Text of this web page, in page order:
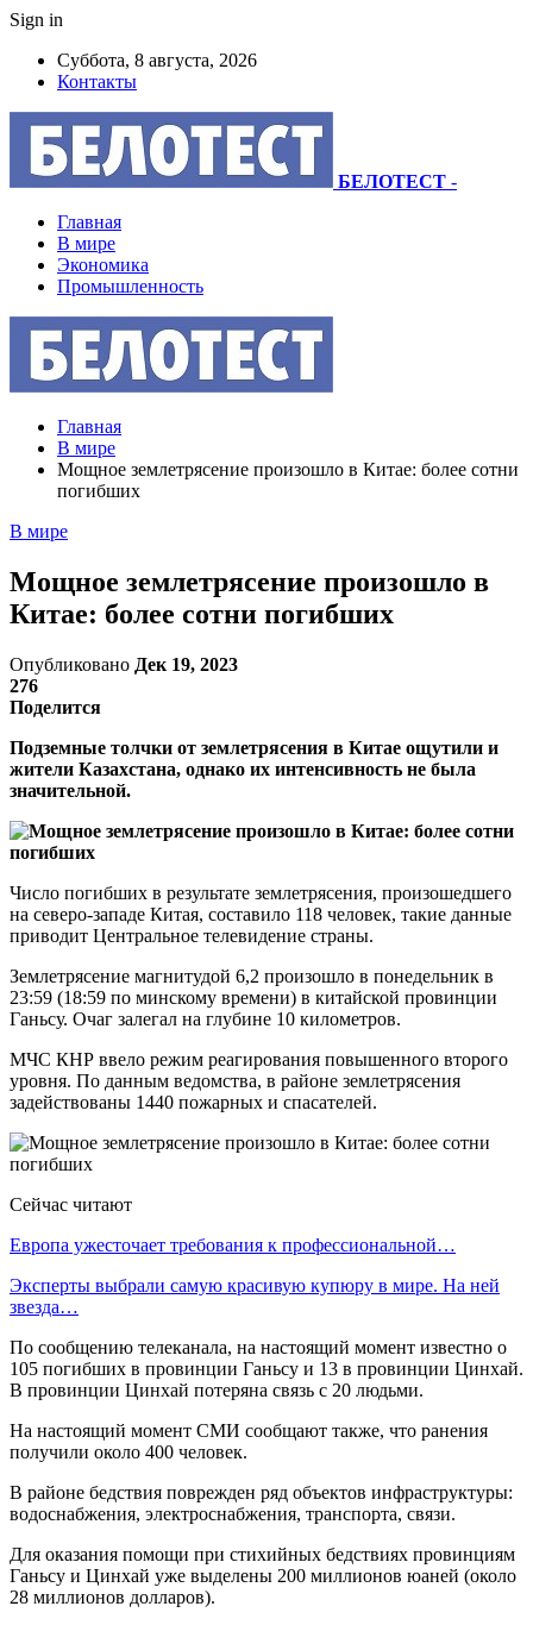
Sign in
Суббота, 8 августа, 2026
Контакты
БЕЛОТЕСТ -
Главная
В мире
Экономика
Промышленность
Главная
В мире
Мощное землетрясение произошло в Китае: более сотни
погибших
В мире
Мощное землетрясение произошло в
Китае: более сотни погибших
Опубликовано Дек 19, 2023
276
Поделится
Подземные толчки от землетрясения в Китае ощутили и
жители Казахстана, однако их интенсивность не была
значительной.
Число погибших в результате землетрясения, произошедшего
на северо-западе Китая, составило 118 человек, такие данные
приводит Центральное телевидение страны.
Землетрясение магнитудой 6,2 произошло в понедельник в
23:59 (18:59 по минскому времени) в китайской провинции
Ганьсу. Очаг залегал на глубине 10 километров.
МЧС КНР ввело режим реагирования повышенного второго
уровня. По данным ведомства, в районе землетрясения
задействованы 1440 пожарных и спасателей.
Сейчас читают
Европа ужесточает требования к профессиональной…
Эксперты выбрали самую красивую купюру в мире. На ней
звезда…
По сообщению телеканала, на настоящий момент известно о
105 погибших в провинции Ганьсу и 13 в провинции Цинхай.
В провинции Цинхай потеряна связь с 20 людьми.
На настоящий момент СМИ сообщают также, что ранения
получили около 400 человек.
В районе бедствия поврежден ряд объектов инфраструктуры:
водоснабжения, электроснабжения, транспорта, связи.
Для оказания помощи при стихийных бедствиях провинциям
Ганьсу и Цинхай уже выделены 200 миллионов юаней (около
28 миллионов долларов).